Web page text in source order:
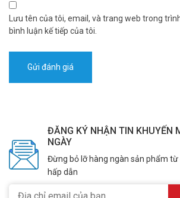
Lưu tên của tôi, email, và trang web trong
bình luận kế tiếp của tôi.
ĐĂNG KÝ NHẬN TIN KHUYẾN
NGÀY
Đừng bỏ lỡ hàng ngàn sản phẩm
hấp dẫn